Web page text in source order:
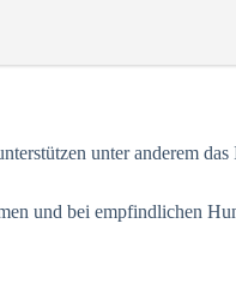
unter anderem
und bei empfindlichen